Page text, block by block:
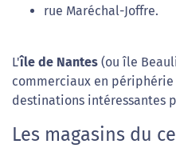
rue Maréchal-Joffre.
L'île de Nantes (ou île
commerciaux en
destinations intéressantes
Les magasins du